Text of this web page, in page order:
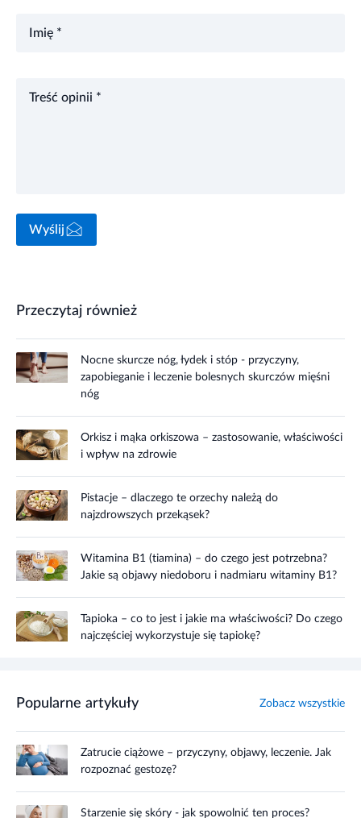
Imię *
Treść opinii *
Wyślij
Przeczytaj również
Nocne skurcze nóg, łydek i stóp - przyczyny,
zapobieganie i leczenie bolesnych skurczów mięśni
nóg
Orkisz i mąka orkiszowa – zastosowanie, właściwości
i wpływ na zdrowie
Pistacje – dlaczego te orzechy należą do
najzdrowszych przekąsek?
Witamina B1 (tiamina) – do czego jest potrzebna?
Jakie są objawy niedoboru i nadmiaru witaminy B1?
Tapioka – co to jest i jakie ma właściwości? Do czego
najczęściej wykorzystuje się tapiokę?
Popularne artykuły Zobacz wszystkie
Zatrucie ciążowe – przyczyny, objawy, leczenie. Jak
rozpoznać gestozę?
Starzenie się skóry - jak spowolnić ten proces?